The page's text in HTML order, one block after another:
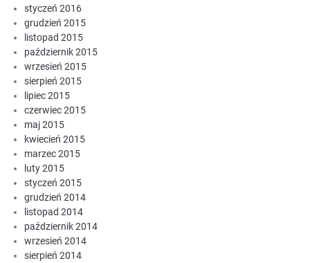
styczeń 2016
grudzień 2015
listopad 2015
październik 2015
wrzesień 2015
sierpień 2015
lipiec 2015
czerwiec 2015
maj 2015
kwiecień 2015
marzec 2015
luty 2015
styczeń 2015
grudzień 2014
listopad 2014
październik 2014
wrzesień 2014
sierpień 2014